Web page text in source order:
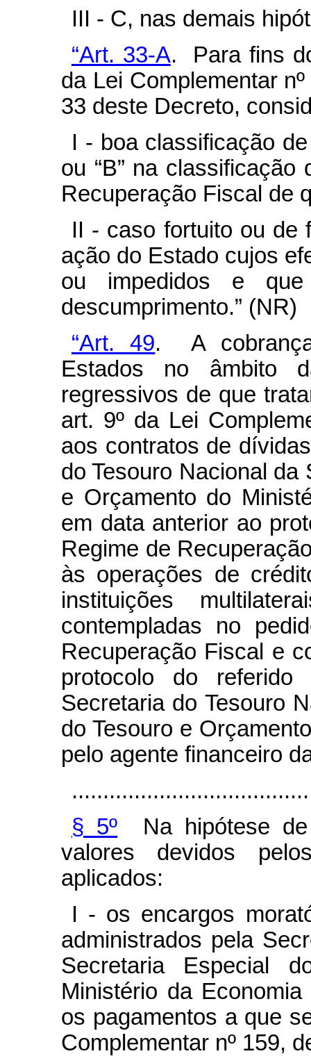
III - C, nas demais
“Art. 33-A. Para fins
da Lei Complementar
33 deste Decreto,
I - boa classificação
ou “B” na
Recuperação Fiscal de
II - caso fortuito ou de
ação do Estado cujos
ou impedidos e que
descumprimento.” (NR)
“Art. 49. A
Estados no âmbito
regressivos de que
art. 9º da Lei
aos contratos de
do Tesouro Nacional da
e Orçamento do
em data anterior ao
Regime de
às operações de
instituições
contempladas no
Recuperação Fiscal e
protocolo do referido
Secretaria do Tesouro
do Tesouro e
pelo agente financeiro
§ 5º Na hipótese de
valores devidos
aplicados:
I - os encargos
administrados pela
Secretaria Especial
Ministério da
os pagamentos a que
Complementar nº 159,